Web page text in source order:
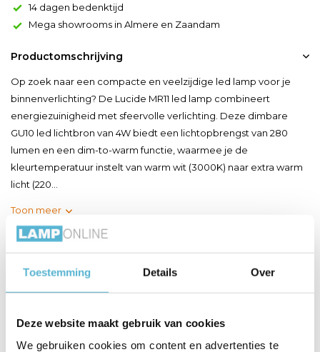
Toestemming Details Over
Deze website maakt gebruik van cookies
We gebruiken cookies om content en advertenties te
14 dagen bedenktijd
Mega showrooms in Almere en Zaandam
Productomschrijving
Op zoek naar een compacte en veelzijdige led lamp voor je
binnenverlichting? De Lucide MR11 led lamp combineert
energiezuinigheid met sfeervolle verlichting. Deze dimbare
GU10 led lichtbron van 4W biedt een lichtopbrengst van 280
lumen en een dim-to-warm functie, waarmee je de
kleurtemperatuur instelt van warm wit (3000K) naar extra warm
licht (220...
Toon meer
Productspecificaties
Leverancier Lucide